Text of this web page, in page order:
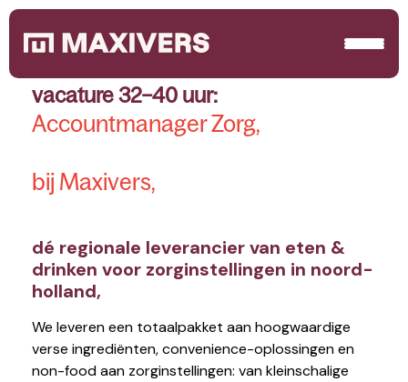
vacature 32–40 uur:
Accountmanager Zorg,
bij Maxivers,
dé regionale leverancier van eten &
drinken voor zorginstellingen in noord-
holland,
We leveren een totaalpakket aan hoogwaardige
verse ingrediënten, convenience-oplossingen en
non-food aan zorginstellingen: van kleinschalige